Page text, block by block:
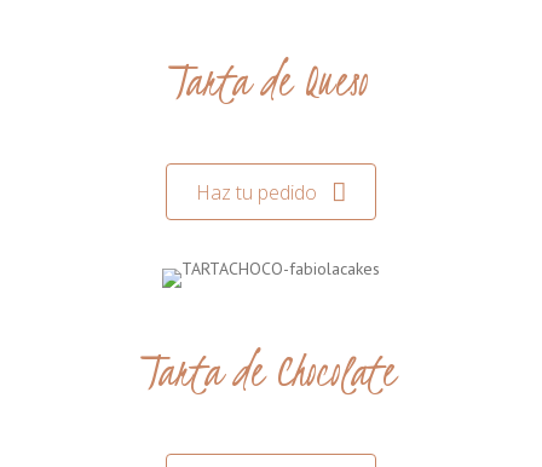
Tarta de Queso
Haz tu pedido
Tarta de Chocolate